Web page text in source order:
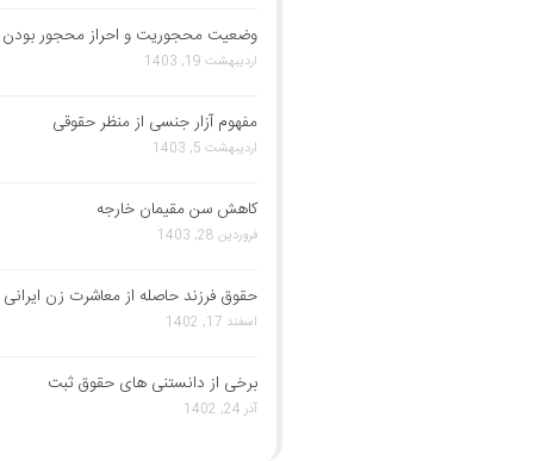
وضعیت محجوریت و احراز محجور
اردیبهشت 19, 1403
مفهوم آزار جنسی از منظر حقوقی
اردیبهشت 5, 1403
کاهش سن مقیمان خارجه
فروردین 28, 1403
حقوق فرزند حاصله از معاشرت زن
اسفند 17, 1402
برخی از دانستنی های حقوق ثبت
آذر 24, 1402